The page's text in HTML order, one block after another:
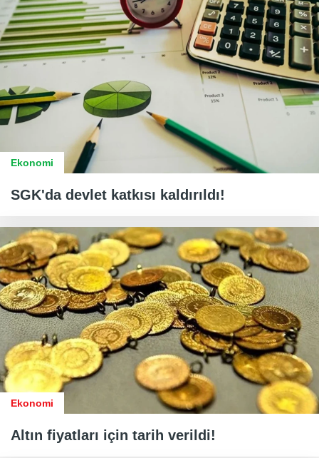
Ekonomi
SGK'da devlet katkısı kaldırıldı!
Ekonomi
Altın fiyatları için tarih verildi!